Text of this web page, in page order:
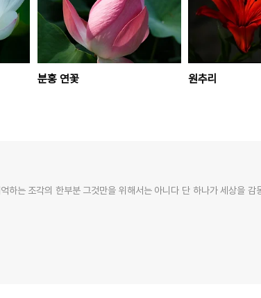
분홍 연꽃 원추리
하는 조각의 한부분 그것만을 위해서는 아니다 단 하나가 세상을